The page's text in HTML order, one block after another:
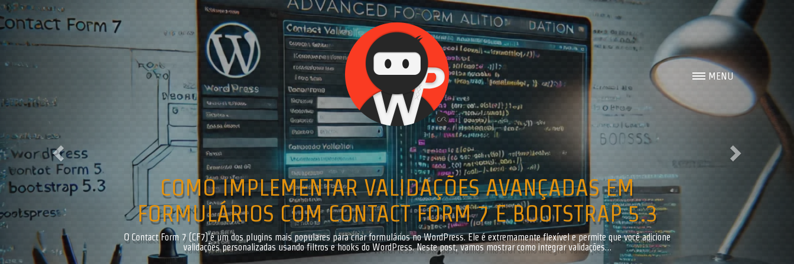
MENU
COMO IMPLEMENTAR VALIDAÇÕES AVANÇADAS EM
FORMULÁRIOS COM CONTACT FORM 7 E BOOTSTRAP 5.3
O Contact Form 7 (CF7) é um dos plugins mais populares para criar formulários no WordPress. Ele é extremamente flexível e permite que você adicione
validações personalizadas usando filtros e hooks do WordPress. Neste post, vamos mostrar como integrar validações…
Previous Next
Get in touch
If you have any question or a budget!!!
Contact me with form bellow.